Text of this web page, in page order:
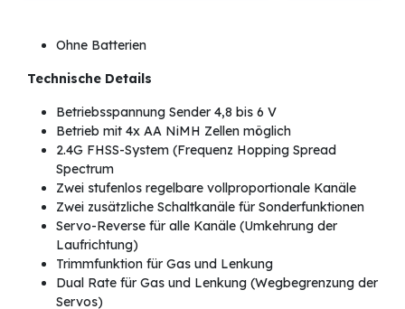
Ohne Batterien
Technische Details
Betriebsspannung Sender 4,8 bis 6 V
Betrieb mit 4x AA NiMH Zellen möglich
2.4G FHSS-System (Frequenz Hopping Spread
Spectrum
Zwei stufenlos regelbare vollproportionale Kanäle
Zwei zusätzliche Schaltkanäle für Sonderfunktionen
Servo-Reverse für alle Kanäle (Umkehrung der
Laufrichtung)
Trimmfunktion für Gas und Lenkung
Dual Rate für Gas und Lenkung (Wegbegrenzung der
Servos)